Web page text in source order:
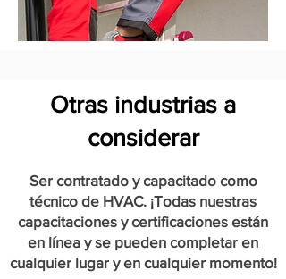
Otras industrias a
considerar
Ser contratado y capacitado como
técnico de HVAC. ¡Todas nuestras
capacitaciones y certificaciones están
en línea y se pueden completar en
cualquier lugar y en cualquier momento!